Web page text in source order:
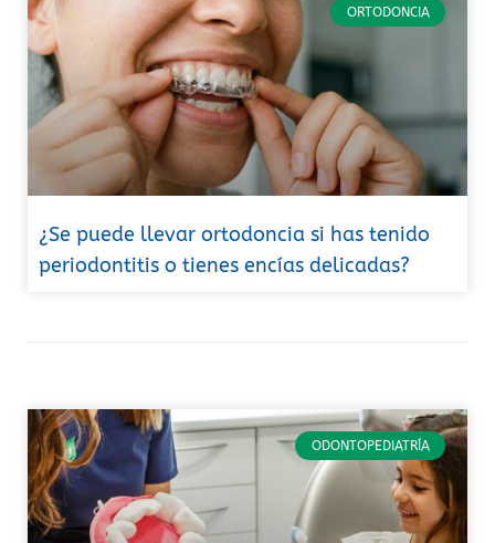
ORTODONCIA
¿Se puede llevar ortodoncia si has tenido
periodontitis o tienes encías delicadas?
ODONTOPEDIATRÍA